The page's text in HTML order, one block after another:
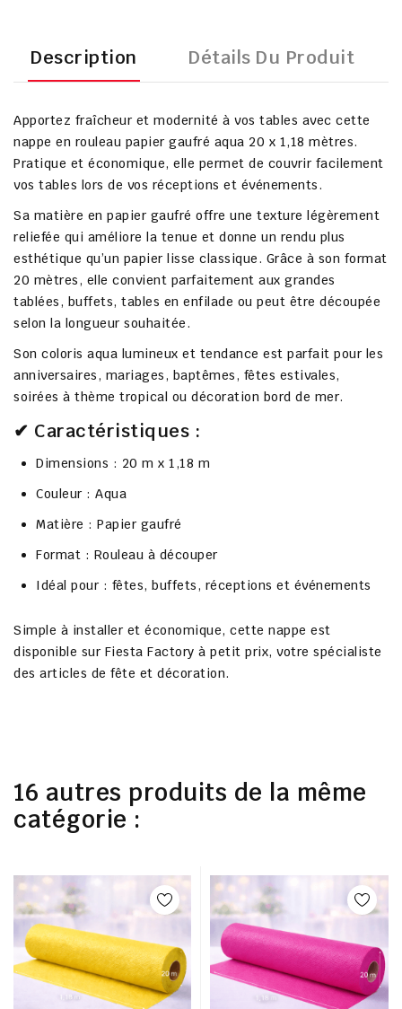
Description Détails Du Produit
Apportez fraîcheur et modernité à vos tables avec cette
nappe en rouleau papier gaufré aqua 20 x 1,18 mètres.
Pratique et économique, elle permet de couvrir facilement
vos tables lors de vos réceptions et événements.
Sa matière en papier gaufré offre une texture légèrement
reliefée qui améliore la tenue et donne un rendu plus
esthétique qu’un papier lisse classique. Grâce à son format
20 mètres, elle convient parfaitement aux grandes
tablées, buffets, tables en enfilade ou peut être découpée
selon la longueur souhaitée.
Son coloris aqua lumineux et tendance est parfait pour les
anniversaires, mariages, baptêmes, fêtes estivales,
soirées à thème tropical ou décoration bord de mer.
✔ Caractéristiques :
Dimensions : 20 m x 1,18 m
Couleur : Aqua
Matière : Papier gaufré
Format : Rouleau à découper
Idéal pour : fêtes, buffets, réceptions et événements
Simple à installer et économique, cette nappe est
disponible sur Fiesta Factory à petit prix, votre spécialiste
des articles de fête et décoration.
16 autres produits de la même
catégorie :